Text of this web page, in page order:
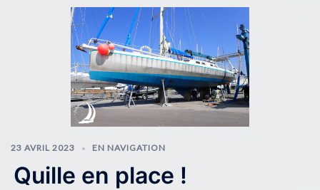
23 AVRIL 2023 EN NAVIGATION
Quille en place !